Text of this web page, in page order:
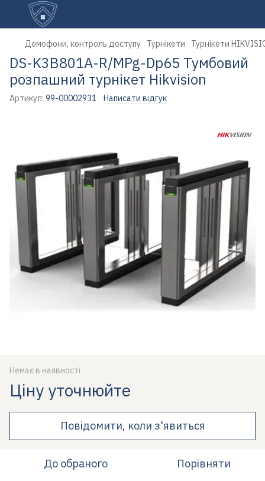
Домофони, контроль доступу Турнікети Турнікети
DS-K3B801A-R/MPg-Dp65 Тумбовий
розпашний турнікет Hikvision
Артикул: 99-00002931 Написати відгук
Немає в наявності
Ціну уточнюйте
Повідомити, коли з'явиться
До обраного Порівняти